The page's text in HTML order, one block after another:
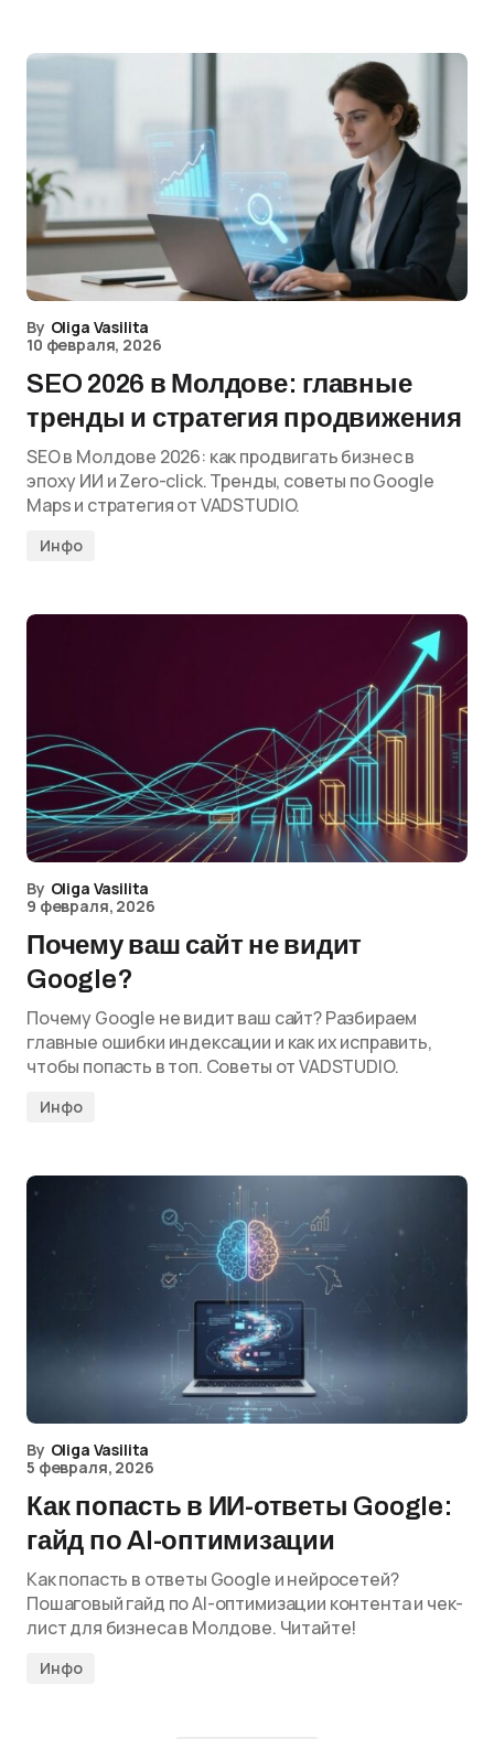
By Oliga Vasilita
10 февраля, 2026
SEO 2026 в Молдове: главные
тренды и стратегия продвижения
SEO в Молдове 2026: как продвигать бизнес в
эпоху ИИ и Zero-click. Тренды, советы по Google
Maps и стратегия от VADSTUDIO.
Инфо
By Oliga Vasilita
9 февраля, 2026
Почему ваш сайт не видит
Google?
Почему Google не видит ваш сайт? Разбираем
главные ошибки индексации и как их исправить,
чтобы попасть в топ. Советы от VADSTUDIO.
Инфо
By Oliga Vasilita
5 февраля, 2026
Как попасть в ИИ-ответы Google:
гайд по AI-оптимизации
Как попасть в ответы Google и нейросетей?
Пошаговый гайд по AI-оптимизации контента и чек-
лист для бизнеса в Молдове. Читайте!
Инфо